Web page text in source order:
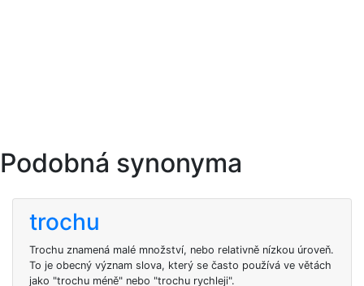
Podobná synonyma
trochu
Trochu znamená malé množství, nebo relativně nízkou úroveň.
To je obecný význam slova, který se často používá ve větách
jako "trochu méně" nebo "trochu rychleji".